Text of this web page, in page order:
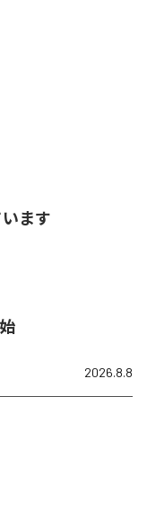
ます
2026.8.8